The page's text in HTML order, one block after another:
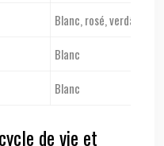
Blanc, rosé, verdâtre
Blanc
Blanc
de vie et